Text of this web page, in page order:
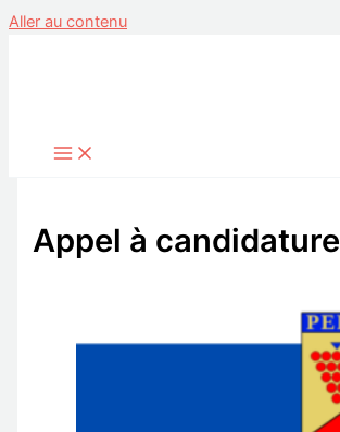
Aller au contenu
Appel à candidature